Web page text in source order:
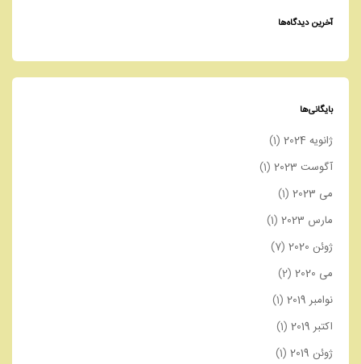
آخرین دیدگاه‌ها
بایگانی‌ها
ژانویه 2024
(1)
آگوست 2023
(1)
می 2023
(1)
مارس 2023
(1)
ژوئن 2020
(7)
می 2020
(2)
نوامبر 2019
(1)
اکتبر 2019
(1)
ژوئن 2019
(1)